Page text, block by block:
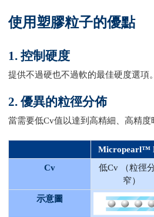
使用塑膠粒子的優點
1. 控制硬度
提供不過硬也不過軟的最佳硬度選項。
2. 優異的粒徑分佈
當需要低Cv值以達到高精細、高精度
Micropearl™
Cv
低Cv （粒徑
窄）
示意圖